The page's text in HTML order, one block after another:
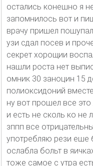
остались конешно я
запомнилось вот и
врачу пришел
узи сдал посев и
секрет хорощии
нашли роста нет
омник 30 заноцин 15
полиоксидоний
ну вот прошел все
и есть не сколь ко не
зппп все
употребляю рези еше
ослабла больт в
тоже самое с утра